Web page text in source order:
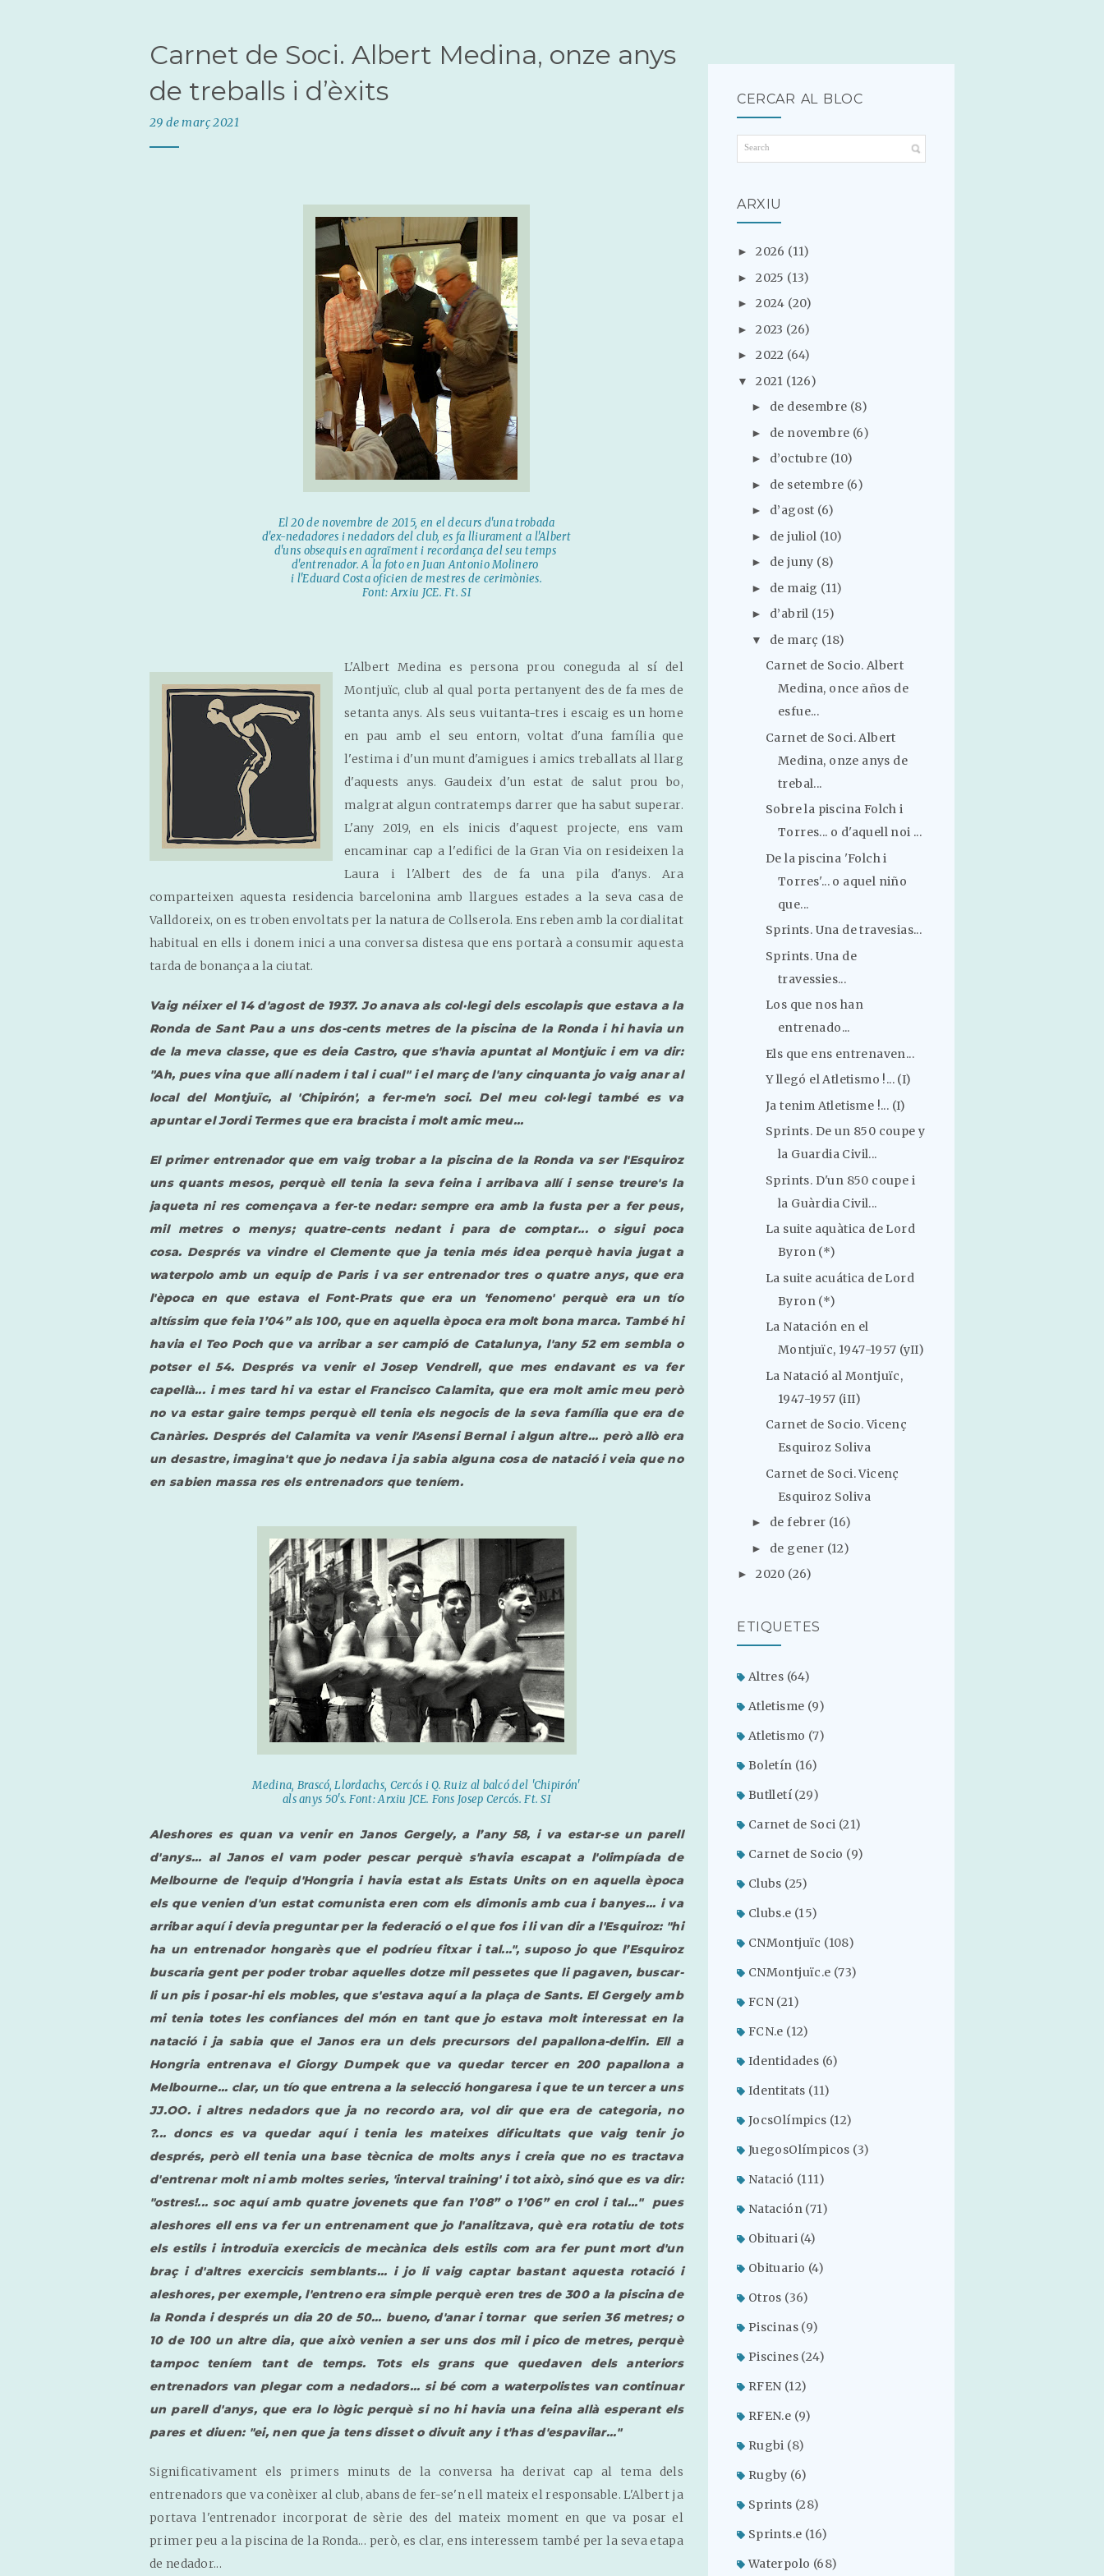
Carnet de Soci. Albert Medina, onze anys
de treballs i d’èxits
29 de març 2021
El 20 de novembre de 2015, en el decurs d'una trobada
d'ex-nedadores i nedadors del club, es fa lliurament a l'Albert
d'uns obsequis en agraïment i recordança del seu temps
d'entrenador. A la foto en Juan Antonio Molinero
i l'Eduard Costa oficien de mestres de cerimònies.
Font: Arxiu JCE. Ft. SI
L'Albert Medina es persona prou coneguda al sí del
Montjuïc, club al qual porta pertanyent des de fa mes de
setanta anys. Als seus vuitanta-tres i escaig es un home
en pau amb el seu entorn, voltat d'una família que
l'estima i d'un munt d'amigues i amics treballats al llarg
d'aquests anys. Gaudeix d'un estat de salut prou bo,
malgrat algun contratemps darrer que ha sabut superar.
L'any 2019, en els inicis d'aquest projecte, ens vam
encaminar cap a l'edifici de la Gran Via on resideixen la
Laura i l'Albert des de fa una pila d'anys. Ara
comparteixen aquesta residencia barcelonina amb llargues estades a la seva casa de
Valldoreix, on es troben envoltats per la natura de Collserola. Ens reben amb la cordialitat
habitual en ells i donem inici a una conversa distesa que ens portarà a consumir aquesta
tarda de bonança a la ciutat.
Vaig néixer el 14 d'agost de 1937. Jo anava als col·legi dels escolapis que estava a la
Ronda de Sant Pau a uns dos-cents metres de la piscina de la Ronda i hi havia un
de la meva classe, que es deia Castro, que s'havia apuntat al Montjuïc i em va dir:
"Ah, pues vina que allí nadem i tal i cual" i el març de l'any cinquanta jo vaig anar al
local del Montjuïc, al 'Chipirón', a fer-me'n soci. Del meu col·legi també es va
apuntar el Jordi Termes que era bracista i molt amic meu...
El primer entrenador que em vaig trobar a la piscina de la Ronda va ser l'Esquiroz
uns quants mesos, perquè ell tenia la seva feina i arribava allí i sense treure's la
jaqueta ni res començava a fer-te nedar: sempre era amb la fusta per a fer peus,
mil metres o menys; quatre-cents nedant i para de comptar... o sigui poca
cosa. Després va vindre el Clemente que ja tenia més idea perquè havia jugat a
waterpolo amb un equip de Paris i va ser entrenador tres o quatre anys, que era
l'època en que estava el Font-Prats que era un 'fenomeno' perquè era un tío
altíssim que feia 1’04” als 100, que en aquella època era molt bona marca. També hi
havia el Teo Poch que va arribar a ser campió de Catalunya, l'any 52 em sembla o
potser el 54. Després va venir el Josep Vendrell, que mes endavant es va fer
capellà... i mes tard hi va estar el Francisco Calamita, que era molt amic meu però
no va estar gaire temps perquè ell tenia els negocis de la seva família que era de
Canàries. Després del Calamita va venir l'Asensi Bernal i algun altre... però allò era
un desastre, imagina't que jo nedava i ja sabia alguna cosa de natació i veia que no
en sabien massa res els entrenadors que teníem.
Medina, Brascó, Llordachs, Cercós i Q. Ruiz al balcó del 'Chipirón'
als anys 50's. Font: Arxiu JCE. Fons Josep Cercós. Ft. SI
Aleshores es quan va venir en Janos Gergely, a l’any 58, i va estar-se un parell
d'anys... al Janos el vam poder pescar perquè s'havia escapat a l'olimpíada de
Melbourne de l'equip d'Hongria i havia estat als Estats Units on en aquella època
els que venien d'un estat comunista eren com els dimonis amb cua i banyes... i va
arribar aquí i devia preguntar per la federació o el que fos i li van dir a l'Esquiroz: "hi
ha un entrenador hongarès que el podríeu fitxar i tal...", suposo jo que l’Esquiroz
buscaria gent per poder trobar aquelles dotze mil pessetes que li pagaven, buscar-
li un pis i posar-hi els mobles, que s'estava aquí a la plaça de Sants. El Gergely amb
mi tenia totes les confiances del món en tant que jo estava molt interessat en la
natació i ja sabia que el Janos era un dels precursors del papallona-delfin. Ell a
Hongria entrenava el Giorgy Dumpek que va quedar tercer en 200 papallona a
Melbourne... clar, un tío que entrena a la selecció hongaresa i que te un tercer a uns
JJ.OO. i altres nedadors que ja no recordo ara, vol dir que era de categoria, no
?... doncs es va quedar aquí i tenia les mateixes dificultats que vaig tenir jo
després, però ell tenia una base tècnica de molts anys i creia que no es tractava
d'entrenar molt ni amb moltes series, 'interval training' i tot això, sinó que es va dir:
"ostres!... soc aquí amb quatre jovenets que fan 1’08” o 1’06” en crol i tal..." pues
aleshores ell ens va fer un entrenament que jo l'analitzava, què era rotatiu de tots
els estils i introduïa exercicis de mecànica dels estils com ara fer punt mort d'un
braç i d'altres exercicis semblants... i jo li vaig captar bastant aquesta rotació i
aleshores, per exemple, l'entreno era simple perquè eren tres de 300 a la piscina de
la Ronda i després un dia 20 de 50... bueno, d'anar i tornar que serien 36 metres; o
10 de 100 un altre dia, que això venien a ser uns dos mil i pico de metres, perquè
tampoc teníem tant de temps. Tots els grans que quedaven dels anteriors
entrenadors van plegar com a nedadors... si bé com a waterpolistes van continuar
un parell d'anys, que era lo lògic perquè si no hi havia una feina allà esperant els
pares et diuen: "ei, nen que ja tens disset o divuit any i t'has d'espavilar..."
Significativament els primers minuts de la conversa ha derivat cap al tema dels
entrenadors que va conèixer al club, abans de fer-se'n ell mateix el responsable. L'Albert ja
portava l'entrenador incorporat de sèrie des del mateix moment en que va posar el
primer peu a la piscina de la Ronda... però, es clar, ens interessem també per la seva etapa
de nedador...
CERCAR AL BLOC
ARXIU
►2026 (11)
►2025 (13)
►2024 (20)
►2023 (26)
►2022 (64)
▼2021 (126)
► de desembre (8)
► de novembre (6)
► d’octubre (10)
► de setembre (6)
► d’agost (6)
► de juliol (10)
► de juny (8)
► de maig (11)
► d’abril (15)
▼ de març (18)
Carnet de Socio. Albert
Medina, once años de
esfue...
Carnet de Soci. Albert
Medina, onze anys de
trebal...
Sobre la piscina Folch i
Torres... o d'aquell noi ...
De la piscina 'Folch i
Torres'... o aquel niño
que...
Sprints. Una de travesias...
Sprints. Una de
travessies...
Los que nos han
entrenado...
Els que ens entrenaven...
Y llegó el Atletismo !... (I)
Ja tenim Atletisme !... (I)
Sprints. De un 850 coupe y
la Guardia Civil...
Sprints. D'un 850 coupe i
la Guàrdia Civil...
La suite aquàtica de Lord
Byron (*)
La suite acuática de Lord
Byron (*)
La Natación en el
Montjuïc, 1947-1957 (yII)
La Natació al Montjuïc,
1947-1957 (iII)
Carnet de Socio. Vicenç
Esquiroz Soliva
Carnet de Soci. Vicenç
Esquiroz Soliva
► de febrer (16)
► de gener (12)
►2020 (26)
ETIQUETES
Altres (64)
Atletisme (9)
Atletismo (7)
Boletín (16)
Butlletí (29)
Carnet de Soci (21)
Carnet de Socio (9)
Clubs (25)
Clubs.e (15)
CNMontjuïc (108)
CNMontjuïc.e (73)
FCN (21)
FCN.e (12)
Identidades (6)
Identitats (11)
JocsOlímpics (12)
JuegosOlímpicos (3)
Natació (111)
Natación (71)
Obituari (4)
Obituario (4)
Otros (36)
Piscinas (9)
Piscines (24)
RFEN (12)
RFEN.e (9)
Rugbi (8)
Rugby (6)
Sprints (28)
Sprints.e (16)
Waterpolo (68)